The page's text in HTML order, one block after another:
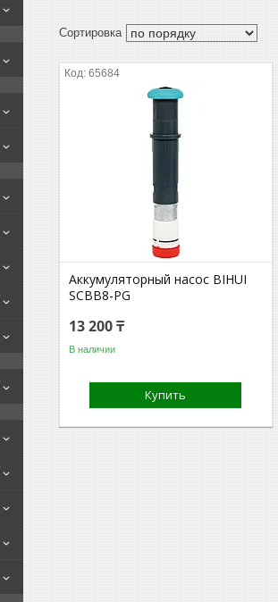
65684
Аккумуляторный насос BIHUI
SCBB8-PG
13 200 ₸
В наличии
Купить